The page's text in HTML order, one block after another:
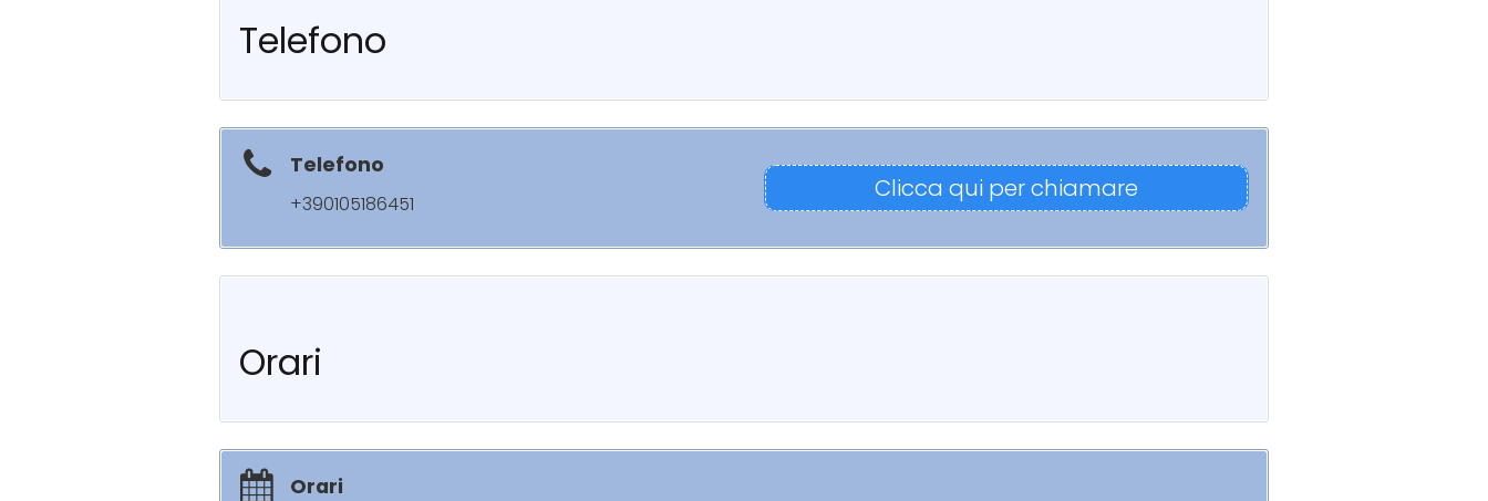
Telefono
Telefono
+390105186451
Clicca qui per chiamare
Orari
Orari